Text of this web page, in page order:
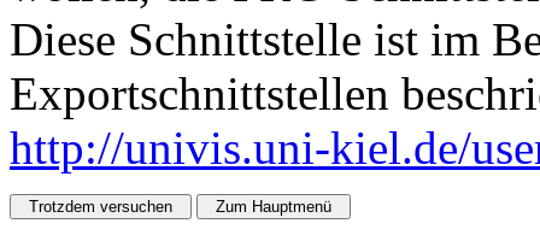
Diese Schnittstelle ist im
Exportschnittstellen
http://univis.uni-kiel.de/